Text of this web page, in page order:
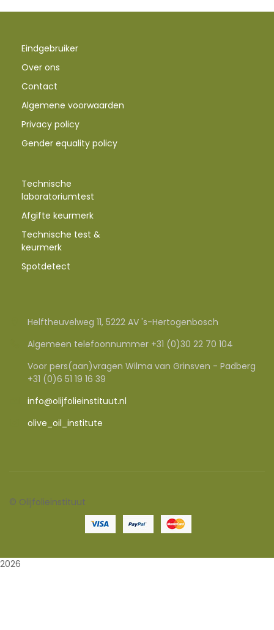
Eindgebruiker
Over ons
Contact
Algemene voorwaarden
Privacy policy
Gender equality policy
Technische
laboratoriumtest
Afgifte keurmerk
Technische test &
keurmerk
Spotdetect
Helftheuvelweg 11, 5222 AV 's-Hertogenbosch
Algemeen telefoonnummer +31 (0)30 22 70 104
Voor pers(aan)vragen Wilma van Grinsven - Padberg
+31 (0)6 51 19 16 39
info@olijfolieinstituut.nl
olive_oil_institute
© Olijfolieinstituut
2026